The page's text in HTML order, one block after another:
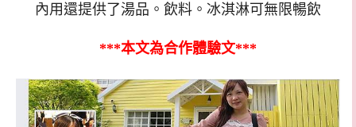
內用還提供了湯品。飲料。冰淇淋可無限暢飲
***本文為合作體驗文***